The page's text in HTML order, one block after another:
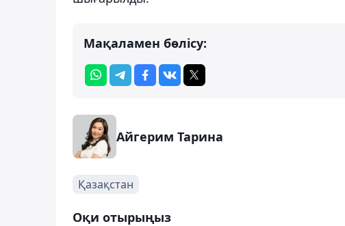
Мақаламен бөлісу:
Айгерим Тарина
Қазақстан
Оқи отырыңыз